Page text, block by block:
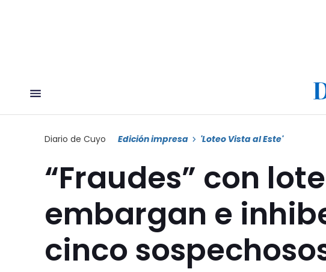
Diario de Cuyo Edición impresa 'Loteo Vista al Este'
“Fraudes” con
embargan e
cinco